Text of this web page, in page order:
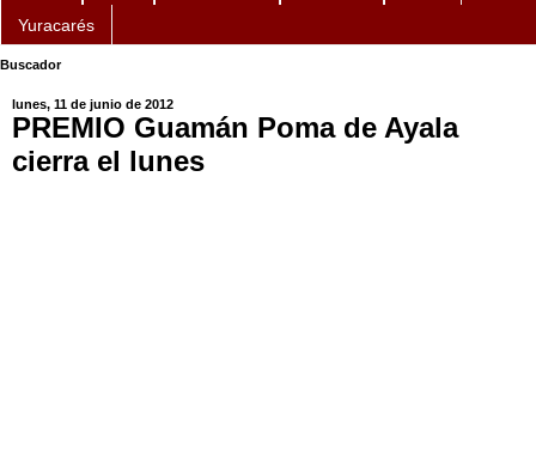
Yuracarés
Buscador
lunes, 11 de junio de 2012
PREMIO Guamán Poma de Ayala
cierra el lunes